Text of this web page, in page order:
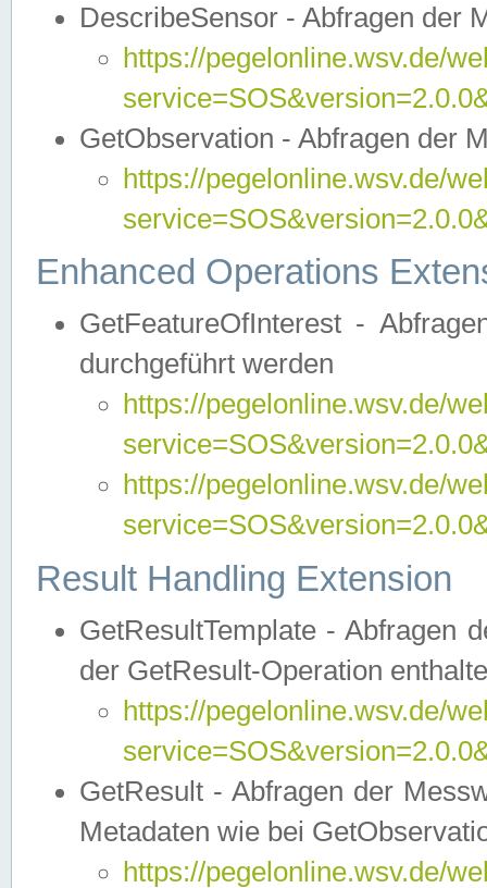
DescribeSensor - Abfragen der
https://pegelonline.wsv.de/
GetObservation - Abfragen der
https://pegelonline.wsv.de/
Enhanced Operations
GetFeatureOfInterest -
durchgeführt werden
https://pegelonline.wsv.de/
https://pegelonline.wsv.de/
Result Handling Extension
GetResultTemplate - Abfragen
der GetResult-Operation
https://pegelonline.wsv.de/
GetResult - Abfragen der
Metadaten wie bei
https://pegelonline.wsv.de/